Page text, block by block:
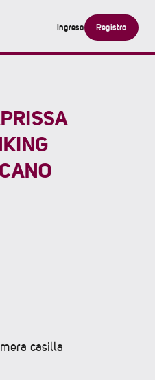
Ingreso Registro
casilla